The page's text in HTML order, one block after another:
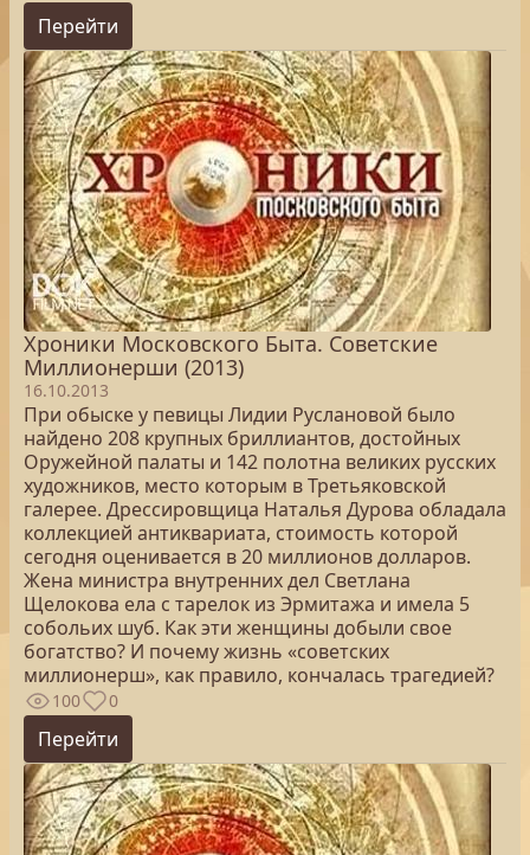
Перейти
Хроники Московского Быта. Советские
Миллионерши (2013)
16.10.2013
При обыске у певицы Лидии Руслановой было
найдено 208 крупных бриллиантов, достойных
Оружейной палаты и 142 полотна великих русских
художников, место которым в Третьяковской
галерее. Дрессировщица Наталья Дурова обладала
коллекцией антиквариата, стоимость которой
сегодня оценивается в 20 миллионов долларов.
Жена министра внутренних дел Светлана
Щелокова ела с тарелок из Эрмитажа и имела 5
собольих шуб. Как эти женщины добыли свое
богатство? И почему жизнь «советских
миллионерш», как правило, кончалась трагедией?
100 0
Перейти